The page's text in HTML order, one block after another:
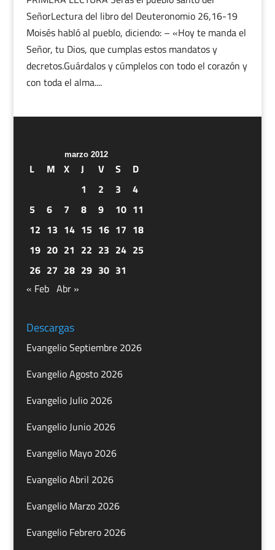
SeñorLectura del libro del Deuteronomio 26,16-19
Moisés habló al pueblo, diciendo: – «Hoy te manda el
Señor, tu Dios, que cumplas estos mandatos y
decretos.Guárdalos y cúmplelos con todo el corazón y
con toda el alma....
marzo 2012
L M X J V S
D
1
2 3
4
5
6 7 8 9 10 11
12 13 14 15 16 17 18
19 20 21 22 23 24 25
26 27 28 29 30 31
« Feb Abr »
Descargas
Evangelio Septiembre 2026
Evangelio Agosto 2026
Evangelio Julio 2026
Evangelio Junio 2026
Evangelio Mayo 2026
Evangelio Abril 2026
Evangelio Marzo 2026
Evangelio Febrero 2026